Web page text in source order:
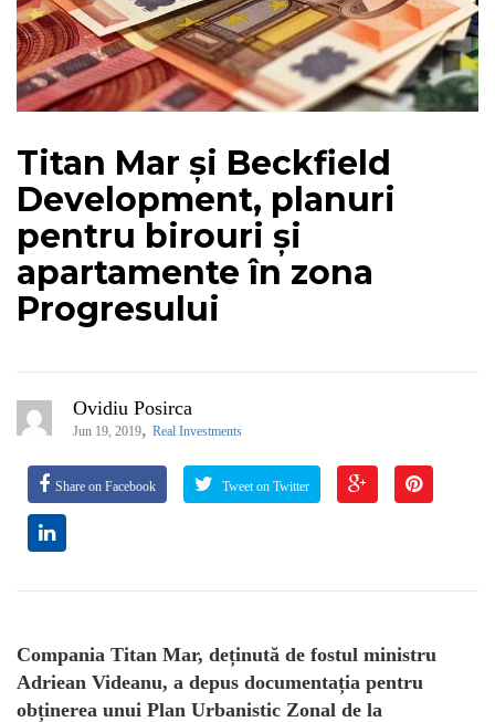
Titan Mar și Beckfield
Development, planuri
pentru birouri și
apartamente în zona
Progresului
Ovidiu Posirca
Jun 19, 2019, Real Investments
Share on Facebook Tweet on Twitter
Compania Titan Mar, deținută de fostul ministru
Adriean Videanu, a depus documentația pentru
obținerea unui Plan Urbanistic Zonal de la